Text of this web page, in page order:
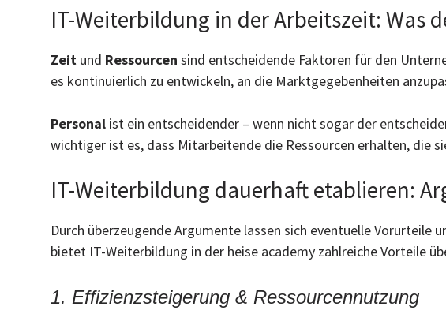
IT-Weiterbildung in der Arbeitszeit: Was
Zeit und Ressourcen sind entscheidende Faktoren für den
es kontinuierlich zu entwickeln, an die Marktgegebenheiten
Personal ist ein entscheidender – wenn nicht sogar der
wichtiger ist es, dass Mitarbeitende die Ressourcen erhalten, die
IT-Weiterbildung dauerhaft etablieren:
Durch überzeugende Argumente lassen sich eventuelle
bietet IT-Weiterbildung in der heise academy zahlreiche Vorteile
1. Effizienzsteigerung & Ressourcennutzung